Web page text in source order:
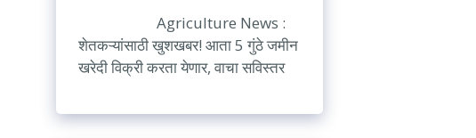
Agriculture News :
शेतकऱ्यांसाठी खुशखबर! आता 5 गुंठे जमीन
खरेदी विक्री करता येणार, वाचा सविस्तर